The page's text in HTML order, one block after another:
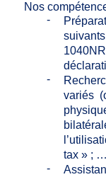
Nos
-
-
variés
tax » ;
-